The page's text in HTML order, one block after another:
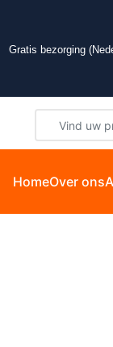
Gratis bezorging
HomeOver ons